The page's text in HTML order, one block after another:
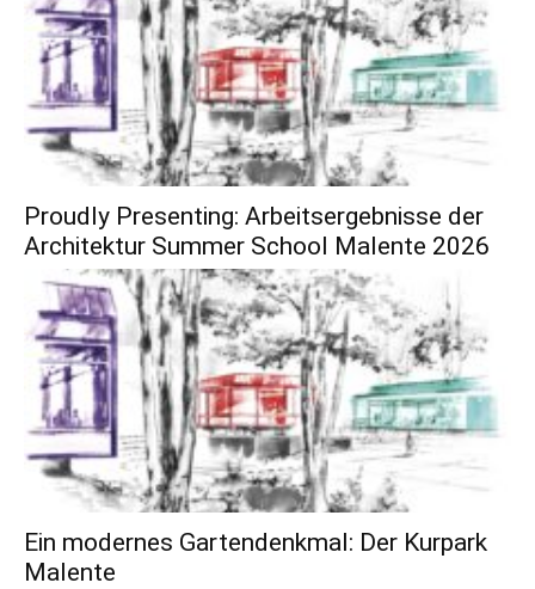
Proudly Presenting: Arbeitsergebnisse der
Architektur Summer School Malente 2026
Ein modernes Gartendenkmal: Der Kurpark
Malente